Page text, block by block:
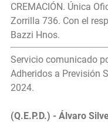
CREMACIÓN. Única
Zorrilla 736. Con el
Bazzi Hnos.
Servicio comunicado
Adheridos a Previsión
2024.
(Q.E.P.D.) - Álvaro